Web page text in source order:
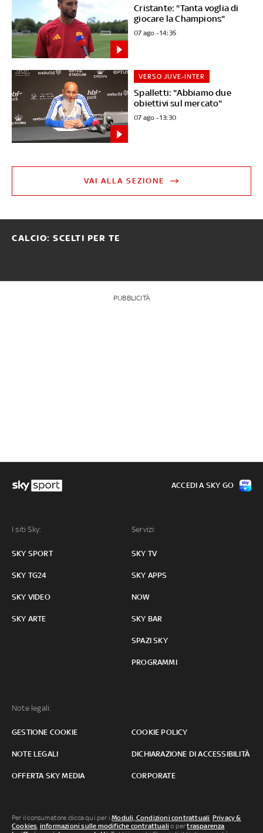
Cristante: "Tanta voglia di
giocare la Champions"
07 ago - 14:35
Spalletti: "Abbiamo due
obiettivi sul mercato"
VERSO JUVE-INTER
07 ago - 13:30
VAI ALLA SEZIONE
CALCIO: SCELTI PER TE
PUBBLICITÀ
I siti Sky:
SKY SPORT
SKY TG24
SKY VIDEO
SKY ARTE
Servizi:
SKY TV
SKY APPS
NOW
SKY BAR
SPAZI SKY
PROGRAMMI
Note legali:
GESTIONE COOKIE COOKIE POLICY
NOTE LEGALI DICHIARAZIONE DI ACCESSIBILITÀ
OFFERTA SKY MEDIA CORPORATE
ACCEDI A SKY GO
Per il consumatore clicca qui per iModuli, Condizioni contrattuali, Privacy &
Cookies, informazioni sulle modifiche contrattuali o pertrasparenza